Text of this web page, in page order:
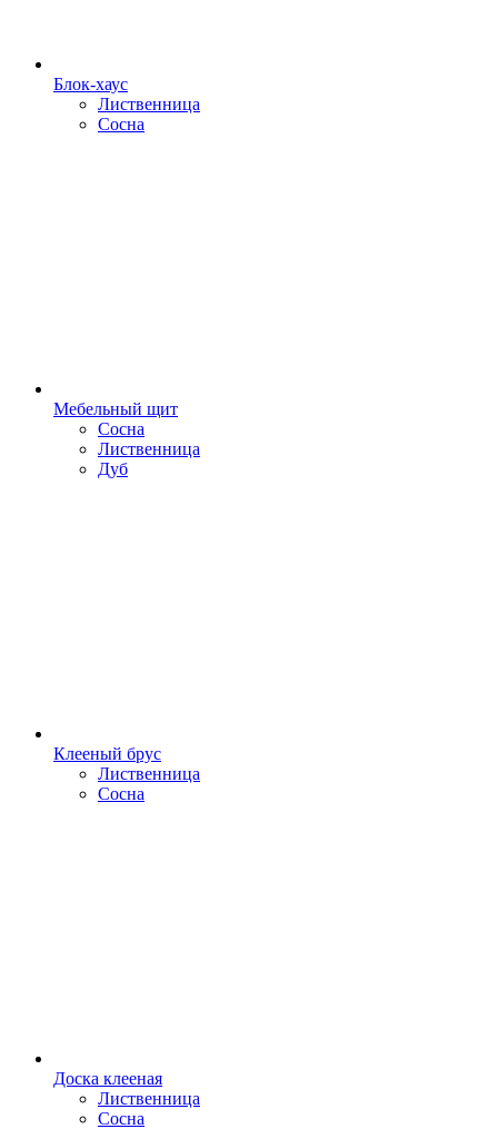
Блок-хаус
Лиственница
Сосна
Мебельный щит
Сосна
Лиственница
Дуб
Клееный брус
Лиственница
Сосна
Доска клееная
Лиственница
Сосна